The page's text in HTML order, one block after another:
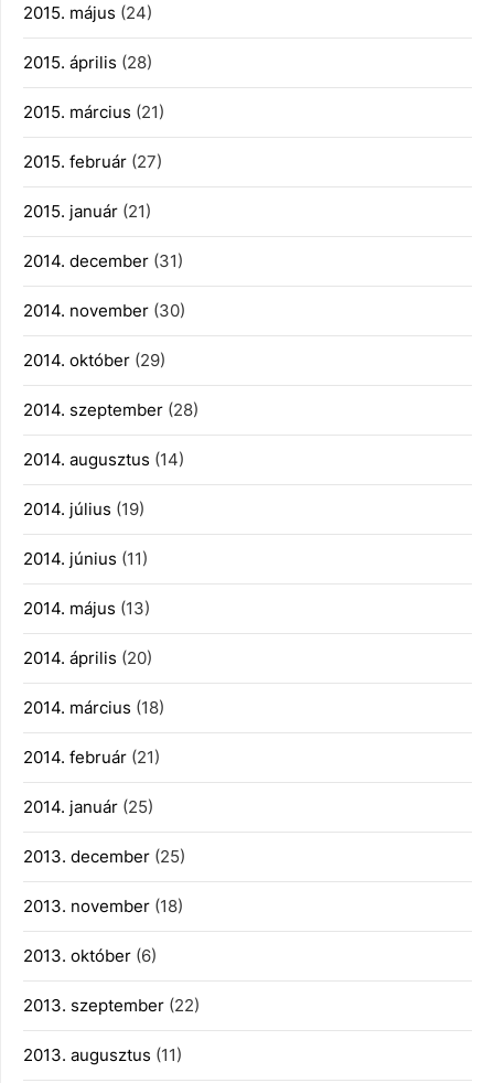
2015. május (24)
2015. április (28)
2015. március (21)
2015. február (27)
2015. január (21)
2014. december (31)
2014. november (30)
2014. október (29)
2014. szeptember (28)
2014. augusztus (14)
2014. július (19)
2014. június (11)
2014. május (13)
2014. április (20)
2014. március (18)
2014. február (21)
2014. január (25)
2013. december (25)
2013. november (18)
2013. október (6)
2013. szeptember (22)
2013. augusztus (11)